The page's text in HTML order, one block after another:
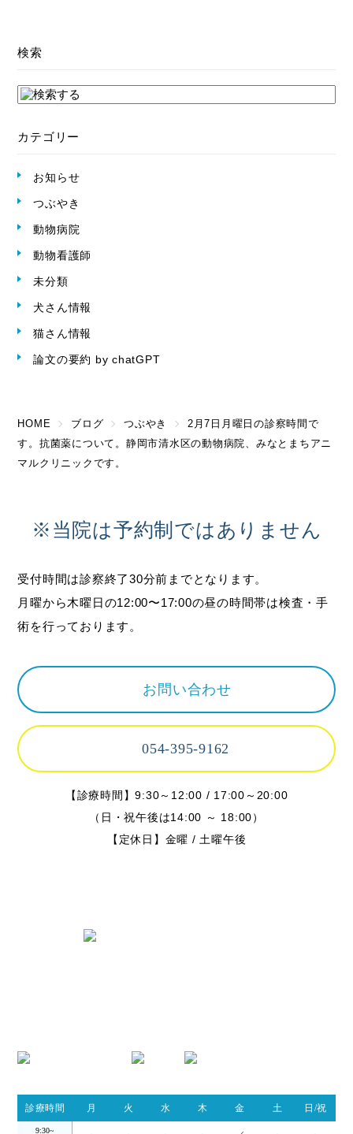
検索
カテゴリー
お知らせ
つぶやき
動物病院
動物看護師
未分類
犬さん情報
猫さん情報
論文の要約 by chatGPT
HOME ブログ つぶやき
2月7日月曜日の診察時間で
す。抗菌薬について。静岡市清水区の動物病院、みなとまちアニ
マルクリニックです。
※当院は予約制ではありません
受付時間は診察終了30分前までとなります。
月曜から木曜日の12:00〜17:00の昼の時間帯は検査・手
術を行っております。
お問い合わせ
054-395-9162
【診療時間】9:30～12:00 / 17:00～20:00
（日・祝午後は14:00 ～ 18:00）
【定休日】金曜 / 土曜午後
診療時間 月 火 水 木 金 土 日/祝
9:30~